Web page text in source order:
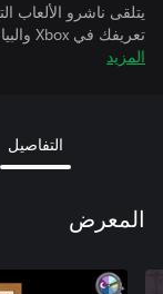
يتلقى ناشرو الألعاب
تعريفك في Xbox والبيانات المقترنة بينما تمارس الألعاب.
المزيد
التفاصيل
المعرض